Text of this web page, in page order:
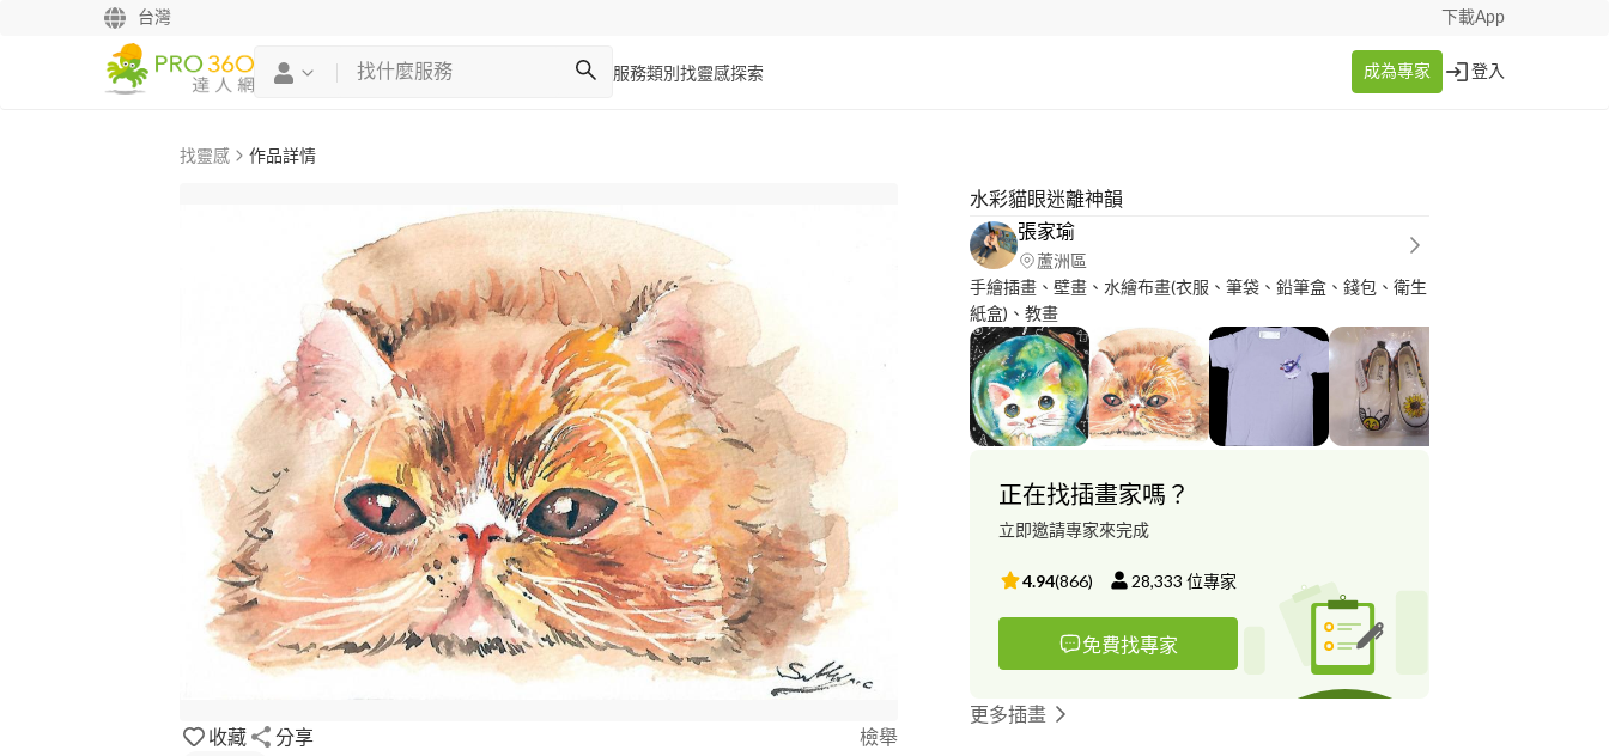
台灣 下載App
服務類別 找靈感探索 成為專家 登入
找靈感 作品詳情
收藏 分享 檢舉
水彩貓眼迷離神韻
張家瑜
蘆洲區
手繪插畫、壁畫、水繪布畫(衣服、筆袋、鉛筆盒、錢包、衛生
紙盒)、教畫
正在找插畫家嗎？
立即邀請專家來完成
4.94(866) 28,333 位專家
免費找專家
更多插畫